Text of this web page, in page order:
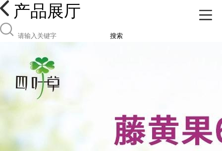
产品展厅
搜索